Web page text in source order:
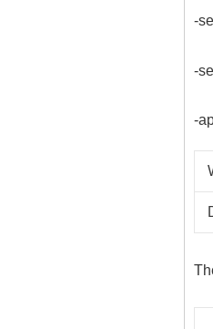
-
-
-